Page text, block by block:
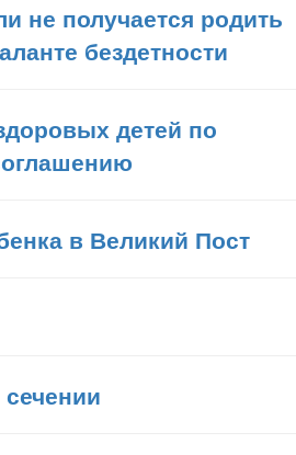
не получается родить
бездетности
детей по
в Великий Пост